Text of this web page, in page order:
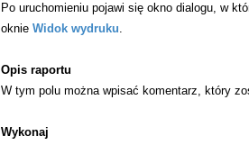
Po uruchomieniu pojawi się okno dialogu, w
oknie Widok wydruku.
Opis raportu
W tym polu można wpisać komentarz, który
Wykonaj